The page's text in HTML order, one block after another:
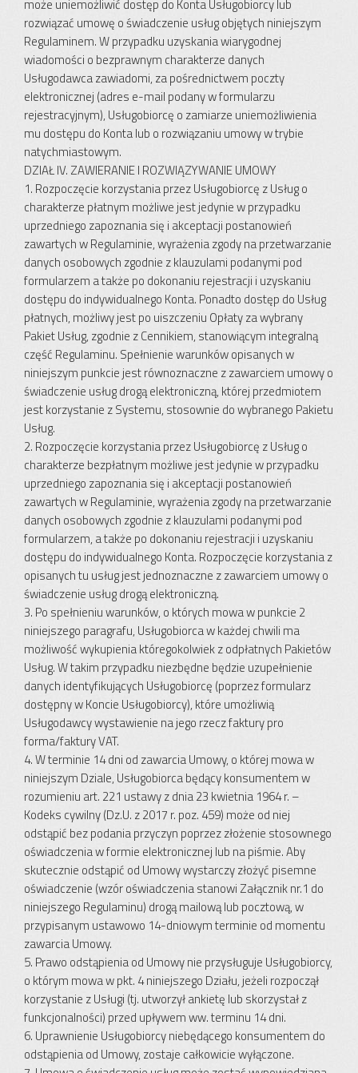
może uniemożliwić dostęp do Konta Usługobiorcy lub
rozwiązać umowę o świadczenie usług objętych niniejszym
Regulaminem. W przypadku uzyskania wiarygodnej
wiadomości o bezprawnym charakterze danych
Usługodawca zawiadomi, za pośrednictwem poczty
elektronicznej (adres e-mail podany w formularzu
rejestracyjnym), Usługobiorcę o zamiarze uniemożliwienia
mu dostępu do Konta lub o rozwiązaniu umowy w trybie
natychmiastowym.
DZIAŁ IV. ZAWIERANIE I ROZWIĄZYWANIE UMOWY
1. Rozpoczęcie korzystania przez Usługobiorcę z Usług o
charakterze płatnym możliwe jest jedynie w przypadku
uprzedniego zapoznania się i akceptacji postanowień
zawartych w Regulaminie, wyrażenia zgody na przetwarzanie
danych osobowych zgodnie z klauzulami podanymi pod
formularzem a także po dokonaniu rejestracji i uzyskaniu
dostępu do indywidualnego Konta. Ponadto dostęp do Usług
płatnych, możliwy jest po uiszczeniu Opłaty za wybrany
Pakiet Usług, zgodnie z Cennikiem, stanowiącym integralną
część Regulaminu. Spełnienie warunków opisanych w
niniejszym punkcie jest równoznaczne z zawarciem umowy o
świadczenie usług drogą elektroniczną, której przedmiotem
jest korzystanie z Systemu, stosownie do wybranego Pakietu
Usług.
2. Rozpoczęcie korzystania przez Usługobiorcę z Usług o
charakterze bezpłatnym możliwe jest jedynie w przypadku
uprzedniego zapoznania się i akceptacji postanowień
zawartych w Regulaminie, wyrażenia zgody na przetwarzanie
danych osobowych zgodnie z klauzulami podanymi pod
formularzem, a także po dokonaniu rejestracji i uzyskaniu
dostępu do indywidualnego Konta. Rozpoczęcie korzystania z
opisanych tu usług jest jednoznaczne z zawarciem umowy o
świadczenie usług drogą elektroniczną.
3. Po spełnieniu warunków, o których mowa w punkcie 2
niniejszego paragrafu, Usługobiorca w każdej chwili ma
możliwość wykupienia któregokolwiek z odpłatnych Pakietów
Usług. W takim przypadku niezbędne będzie uzupełnienie
danych identyfikujących Usługobiorcę (poprzez formularz
dostępny w Koncie Usługobiorcy), które umożliwią
Usługodawcy wystawienie na jego rzecz faktury pro
forma/faktury VAT.
4. W terminie 14 dni od zawarcia Umowy, o której mowa w
niniejszym Dziale, Usługobiorca będący konsumentem w
rozumieniu art. 221 ustawy z dnia 23 kwietnia 1964 r. –
Kodeks cywilny (Dz.U. z 2017 r. poz. 459) może od niej
odstąpić bez podania przyczyn poprzez złożenie stosownego
oświadczenia w formie elektronicznej lub na piśmie. Aby
skutecznie odstąpić od Umowy wystarczy złożyć pisemne
oświadczenie (wzór oświadczenia stanowi Załącznik nr.1 do
niniejszego Regulaminu) drogą mailową lub pocztową, w
przypisanym ustawowo 14-dniowym terminie od momentu
zawarcia Umowy.
5. Prawo odstąpienia od Umowy nie przysługuje Usługobiorcy,
o którym mowa w pkt. 4 niniejszego Działu, jeżeli rozpoczął
korzystanie z Usługi (tj. utworzył ankietę lub skorzystał z
funkcjonalności) przed upływem ww. terminu 14 dni.
6. Uprawnienie Usługobiorcy niebędącego konsumentem do
odstąpienia od Umowy, zostaje całkowicie wyłączone.